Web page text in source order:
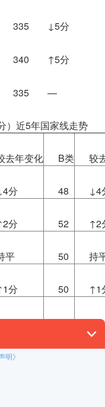
335 ↓5分
340 ↑5分
335 —
）近5年国家线走势
去年变化 B类 较
分 48 ↓4
分 52 ↑2
平 50 持
分 50 ↑1
49 —
）近5年国家线走势